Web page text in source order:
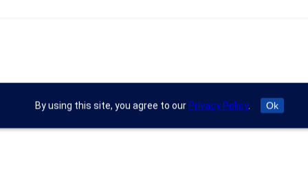
By using this site, you agree to our Privacy Policy. Ok